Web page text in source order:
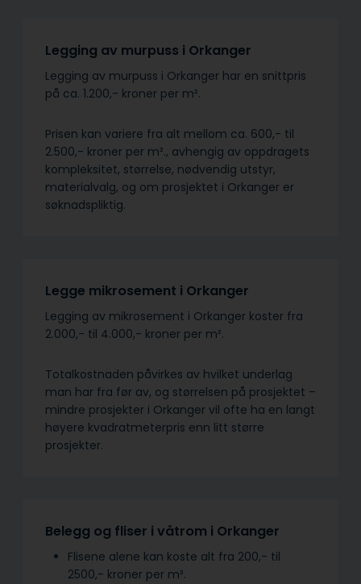
Legging av murpuss i Orkanger
Legging av murpuss i Orkanger har en snittpris
på ca. 1.200,- kroner per m².
Prisen kan variere fra alt mellom ca. 600,- til
2.500,- kroner per m²., avhengig av oppdragets
kompleksitet, størrelse, nødvendig utstyr,
materialvalg, og om prosjektet i Orkanger er
søknadspliktig.
Legge mikrosement i Orkanger
Legging av mikrosement i Orkanger koster fra
2.000,- til 4.000,- kroner per m².
Totalkostnaden påvirkes av hvilket underlag
man har fra før av, og størrelsen på prosjektet –
mindre prosjekter i Orkanger vil ofte ha en langt
høyere kvadratmeterpris enn litt større
prosjekter.
Belegg og fliser i våtrom i Orkanger
Flisene alene kan koste alt fra 200,- til
2500,- kroner per m².